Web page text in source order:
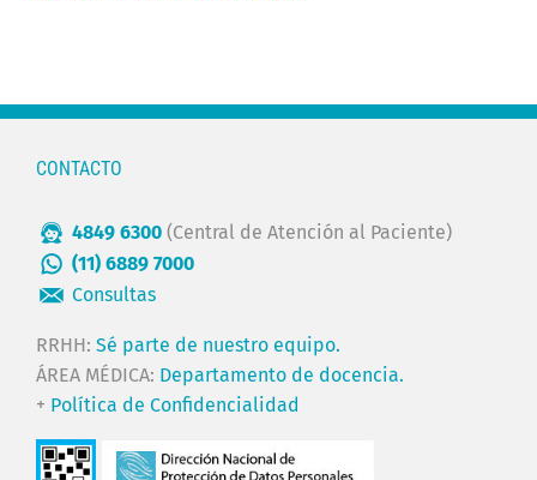
CONTACTO
4849 6300 (Central de Atención al Paciente)
(11) 6889 7000
Consultas
RRHH: Sé parte de nuestro equipo.
ÁREA MÉDICA: Departamento de docencia.
+ Política de Confidencialidad